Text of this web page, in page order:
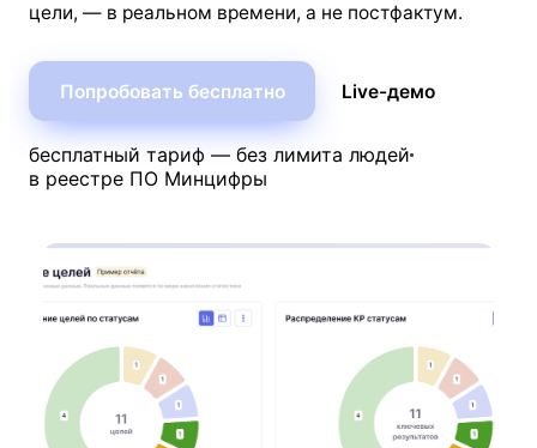
цели, — в реальном времени, а не постфактум.
Попробовать бесплатно Live-демо
бесплатный тариф — без лимита людей
в реестре ПО Минцифры